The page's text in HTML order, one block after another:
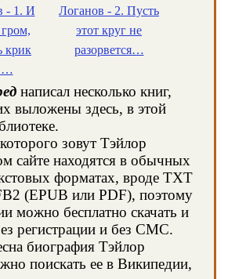
- 1. И
крик
Логанов - 2. Пусть
этот круг не
разорвется…
написал несколько книг,
выложены здесь, в этой
зовут Тэйлор
сайте находятся в обычных
форматах, вроде TXT
(EPUB или PDF), поэтому
можно бесплатно скачать и
регистрации и без СМС.
биография Тэйлор
поискать ее в Википедии,